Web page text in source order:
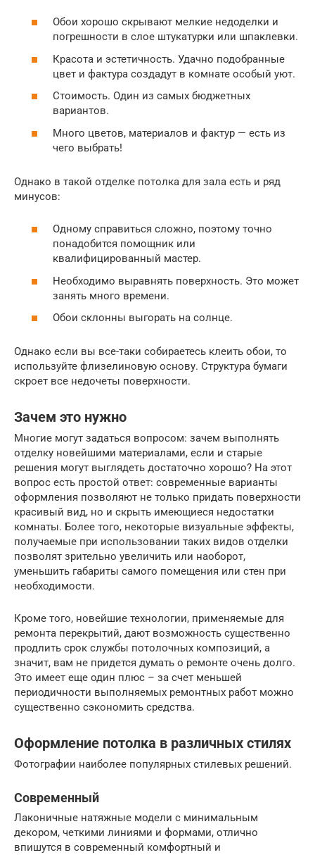
Обои хорошо скрывают мелкие недоделки и
погрешности в слое штукатурки или шпаклевки.
Красота и эстетичность. Удачно подобранные
цвет и фактура создадут в комнате особый уют.
Стоимость. Один из самых бюджетных
вариантов.
Много цветов, материалов и фактур — есть из
чего выбрать!
Однако в такой отделке потолка для зала есть и ряд
минусов:
Одному справиться сложно, поэтому точно
понадобится помощник или
квалифицированный мастер.
Необходимо выравнять поверхность. Это может
занять много времени.
Обои склонны выгорать на солнце.
Однако если вы все-таки собираетесь клеить обои, то
используйте флизелиновую основу. Структура бумаги
скроет все недочеты поверхности.
Зачем это нужно
Многие могут задаться вопросом: зачем выполнять
отделку новейшими материалами, если и старые
решения могут выглядеть достаточно хорошо? На этот
вопрос есть простой ответ: современные варианты
оформления позволяют не только придать поверхности
красивый вид, но и скрыть имеющиеся недостатки
комнаты. Более того, некоторые визуальные эффекты,
получаемые при использовании таких видов отделки
позволят зрительно увеличить или наоборот,
уменьшить габариты самого помещения или стен при
необходимости.
Кроме того, новейшие технологии, применяемые для
ремонта перекрытий, дают возможность существенно
продлить срок службы потолочных композиций, а
значит, вам не придется думать о ремонте очень долго.
Это имеет еще один плюс – за счет меньшей
периодичности выполняемых ремонтных работ можно
существенно сэкономить средства.
Оформление потолка в различных стилях
Фотографии наиболее популярных стилевых решений.
Современный
Лаконичные натяжные модели с минимальным
декором, четкими линиями и формами, отлично
впишутся в современный комфортный и